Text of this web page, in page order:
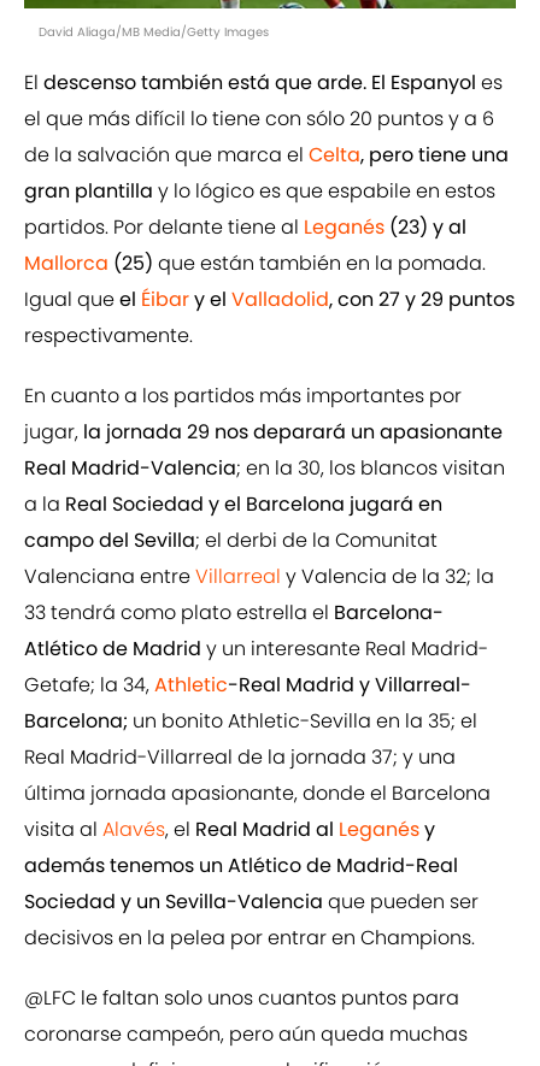
David Aliaga/MB Media/Getty Images
El descenso también está que arde. El Espanyol es
el que más difícil lo tiene con sólo 20 puntos y a 6
de la salvación que marca el Celta, pero tiene una
gran plantilla y lo lógico es que espabile en estos
partidos. Por delante tiene al Leganés (23) y al
Mallorca (25) que están también en la pomada.
Igual queel Éibary el Valladolid, con 27 y 29 puntos
respectivamente.
En cuanto a los partidos más importantes por
jugar, la jornada 29 nos deparará un apasionante
Real Madrid-Valencia; en la 30, los blancos visitan
a la Real Sociedad y el Barcelona jugará en
campo del Sevilla; el derbi de la Comunitat
Valenciana entreVillarreal y Valencia de la 32; la
33 tendrá como plato estrella el Barcelona-
Atlético de Madrid y un interesante Real Madrid-
Getafe; la 34,Athletic-Real Madrid y Villarreal-
Barcelona; un bonito Athletic-Sevilla en la 35; el
Real Madrid-Villarreal de la jornada 37; y una
última jornada apasionante, donde el Barcelona
visita al Alavés, el Real Madrid al Leganésy
además tenemos un Atlético de Madrid-Real
Sociedad y un Sevilla-Valencia que pueden ser
decisivos en la pelea por entrar en Champions.
@LFC le faltan solo unos cuantos puntos para
coronarse campeón, pero aún queda muchas